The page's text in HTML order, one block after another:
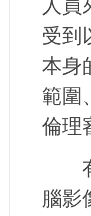
人員
受到
本身
範圍
倫理
有
腦影